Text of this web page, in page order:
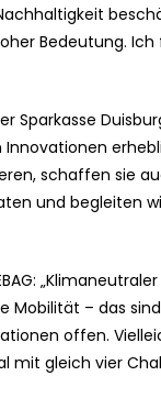
Bedeutung.
Sparkasse
schaffen sie
und begleiten
– das
offen.
mit gleich vier